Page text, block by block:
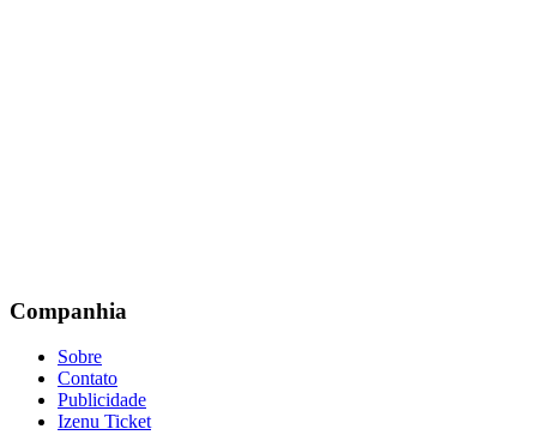
Companhia
Sobre
Contato
Publicidade
Izenu Ticket